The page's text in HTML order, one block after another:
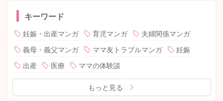
キーワード
妊娠・出産マンガ 育児マンガ
夫婦関係マンガ
義母・義父マンガ
ママ友トラブルマンガ
妊娠
出産
医療 ママの体験談
もっと見る